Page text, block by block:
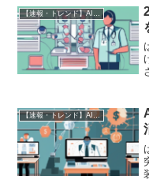
【速報・トレンド】AI仕事術と最新活用ニュース
【速報・トレンド】AI仕事術と最新活用ニュース